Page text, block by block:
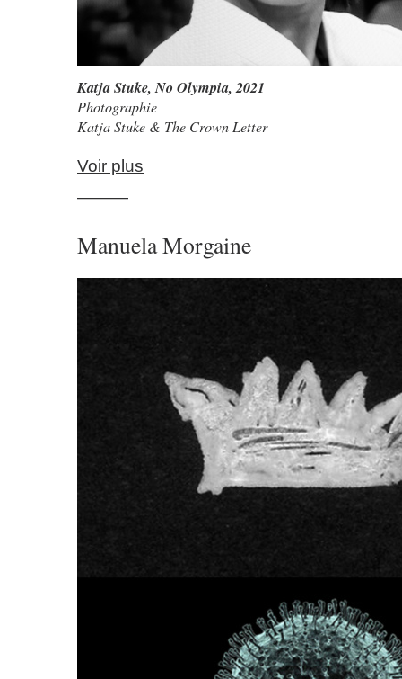
Katja Stuke,No Olympia, 2021
Photographie
Katja Stuke & The Crown Letter
Voir plus
———
Manuela Morgaine